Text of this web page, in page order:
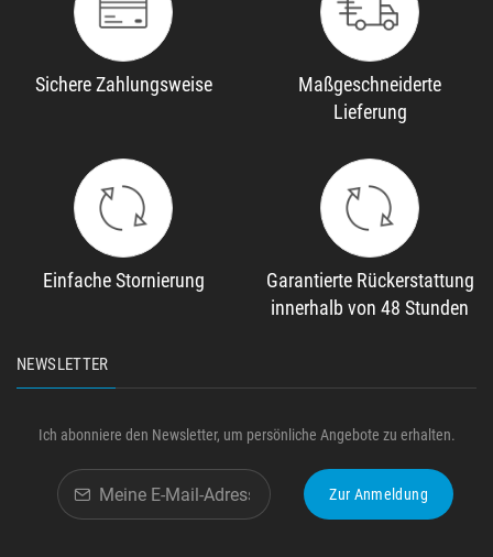
Sichere Zahlungsweise
Maßgeschneiderte
Lieferung
Einfache Stornierung
Garantierte Rückerstattung
innerhalb von 48 Stunden
NEWSLETTER
Ich abonniere den Newsletter, um persönliche Angebote zu erhalten.
Zur Anmeldung